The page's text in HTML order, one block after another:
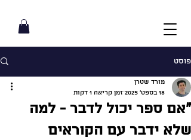
פוסט
״אם ספר יכול לדבר - למה
שלא ידבר עם הקוראים
מורד שטרן
18 בספט׳ 2025
זמן קריאה 1 דקות